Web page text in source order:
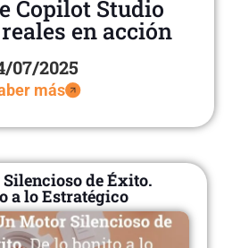
Copilot Studio
en acción
07/2025
más
de Éxito.
a lo Estratégico